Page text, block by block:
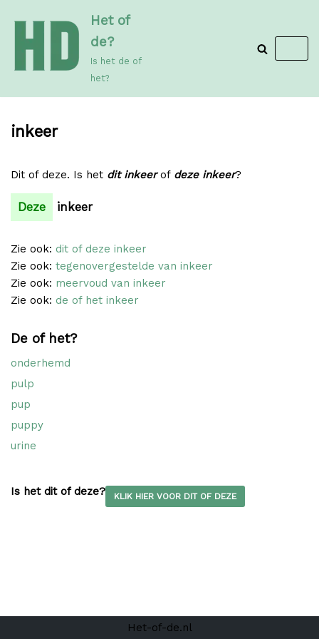
de
inhoud
Het of
de?
Is het de of
het?
inkeer
Dit of deze. Is het dit inkeerof deze inkeer?
Deze inkeer
Zie ook: dit of deze inkeer
Zie ook: tegenovergestelde van inkeer
Zie ook: meervoud van inkeer
Zie ook: de of het inkeer
De of het?
onderhemd
pulp
pup
puppy
urine
Is het dit of deze? KLIK HIER VOOR DIT OF DEZE
Het-of-de.nl